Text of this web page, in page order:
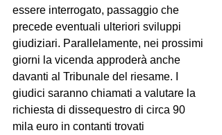
essere interrogato, passaggio che
precede eventuali ulteriori sviluppi
giudiziari. Parallelamente, nei prossimi
giorni la vicenda approderà anche
davanti al Tribunale del riesame. I
giudici saranno chiamati a valutare la
richiesta di dissequestro di circa 90
mila euro in contanti trovati